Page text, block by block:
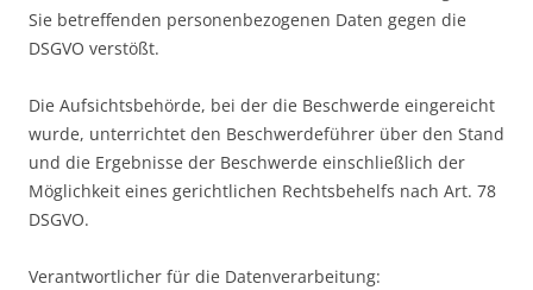
Sie betreffenden personenbezogenen Daten gegen die
DSGVO verstößt.
Die Aufsichtsbehörde, bei der die Beschwerde eingereicht
wurde, unterrichtet den Beschwerdeführer über den Stand
und die Ergebnisse der Beschwerde einschließlich der
Möglichkeit eines gerichtlichen Rechtsbehelfs nach Art. 78
DSGVO.
Verantwortlicher für die Datenverarbeitung: